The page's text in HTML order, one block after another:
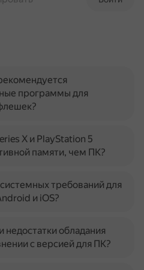
программы для
X и PlayStation 5
памяти, чем ПК?
требований для
и iOS?
обладания
с версией для ПК?